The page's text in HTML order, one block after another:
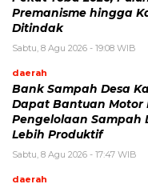
Premanisme hingga
Ditindak
Sabtu, 8 Agu 2026 - 19:08 WIB
daerah
Bank Sampah Desa
Dapat Bantuan Motor
Pengelolaan Sampah
Lebih Produktif
Sabtu, 8 Agu 2026 - 17:47 WIB
daerah